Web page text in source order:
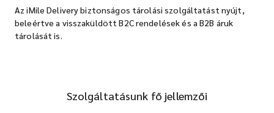
Az iMile Delivery biztonságos tárolási szolgáltatást nyújt,
beleértve a visszaküldött B2C rendelések és a B2B áruk
tárolását is.
Szolgáltatásunk fő jellemzői